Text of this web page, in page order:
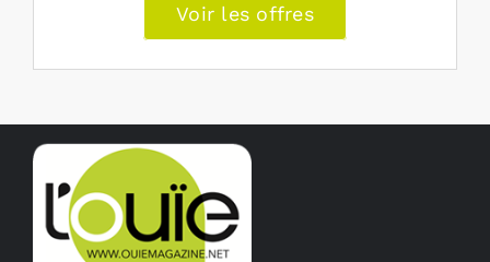
Voir les offres